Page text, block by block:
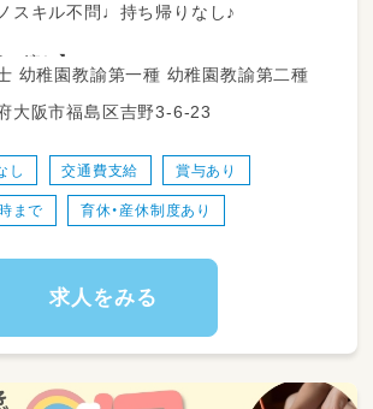
スキル不問♩持ち帰りなし♪
の流れ】
​7:30 延長保育
8:00 順次登園
自由遊び
​9:30 片付け
排泄・手洗い
体操／リトミック
室内・戸外遊び
排泄・手洗い
排泄・着替え
保育士 幼稚園教諭第一種 幼稚園教諭第二種
大阪市福島区吉野3-6-23
し 交通費支給 賞与あり
まで 育休・産休制度あり
求人をみる